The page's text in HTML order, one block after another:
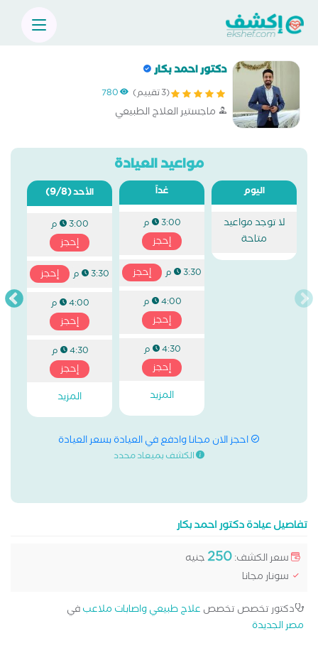
دكتور احمد بكار
(3 تقييم) 780
ماجستير العلاج الطبيعي
مواعيد العيادة
اليوم
لا توجد مواعيد
متاحة
غداً
3:00 م
إحجز
3:30 م إحجز
4:00 م
إحجز
4:30 م
إحجز
المزيد
الأحد(9/8)
3:00 م
إحجز
3:30 م إحجز
4:00 م
إحجز
4:30 م
إحجز
المزيد
احجز الان مجانا وادفع في العيادة بسعر العيادة
الكشف بميعاد محدد
تفاصيل عيادة دكتور احمد بكار
سعر الكشف:250جنيه
سونار مجانا
دكتور تخصص تخصص علاج طبيعي واصابات ملاعبفي
مصر الجديدة